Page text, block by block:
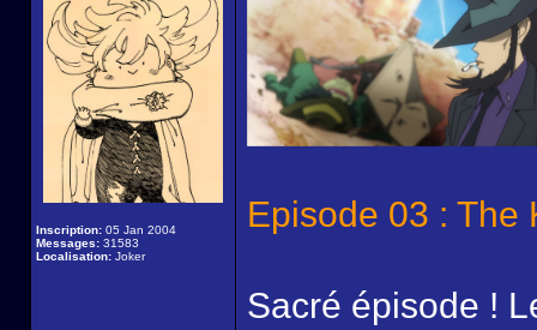
Inscription: 05 Jan 2004
Messages: 31583
Localisation: Joker
Episode 03 : The
Sacré épisode !